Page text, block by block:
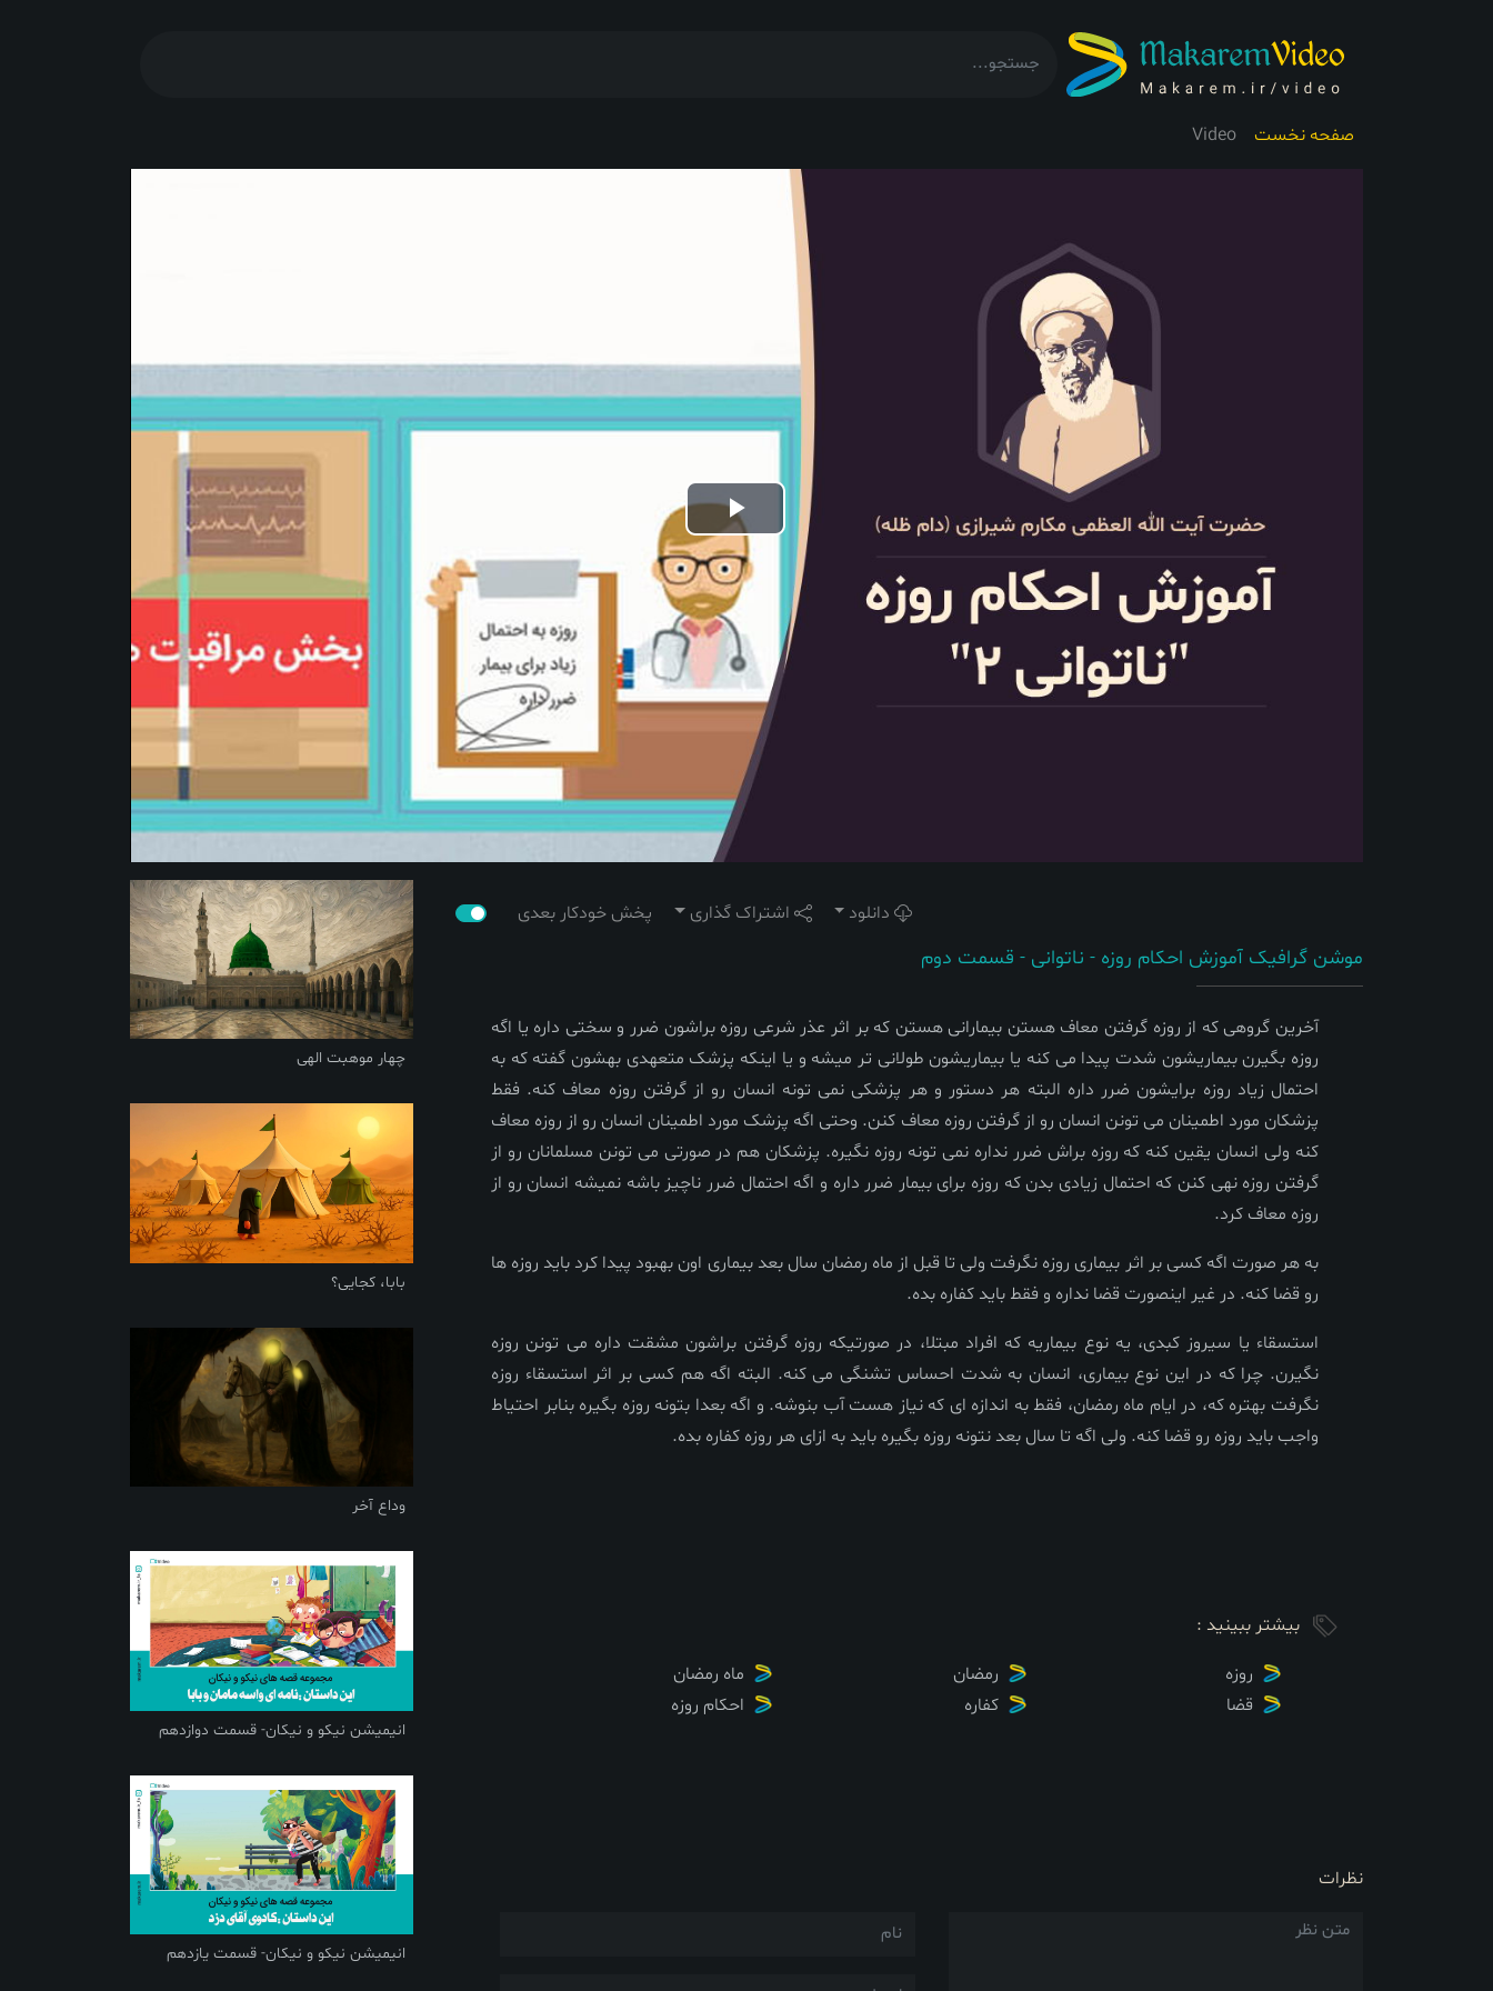
صفحه نخست Video
Play
Video
دانلود اشتراک گذاری پخش خودکار بعدی
موشن گرافیک آموزش احکام روزه - ناتوانی - قسمت دوم
آخرین گروهی که از روزه گرفتن معاف هستن بیمارانی هستن که بر اثر عذر شرعی روزه براشون ضرر و سختی داره یا اگه
روزه بگیرن بیماریشون شدت پیدا می کنه یا بیماریشون طولانی تر میشه و یا اینکه پزشک متعهدی بهشون گفته که به
احتمال زیاد روزه برایشون ضرر داره البته هر دستور و هر پزشکی نمی تونه انسان رو از گرفتن روزه معاف کنه. فقط
پزشکان مورد اطمینان می تونن انسان رو از گرفتن روزه معاف کنن. وحتی اگه پزشک مورد اطمینان انسان رو از روزه معاف
کنه ولی انسان یقین کنه که روزه براش ضرر نداره نمی تونه روزه نگیره. پزشکان هم در صورتی می تونن مسلمانان رو از
گرفتن روزه نهی کنن که احتمال زیادی بدن که روزه برای بیمار ضرر داره و اگه احتمال ضرر ناچیز باشه نمیشه انسان رو از
روزه معاف کرد.
به هر صورت اگه کسی بر اثر بیماری روزه نگرفت ولی تا قبل از ماه رمضان سال بعد بیماری اون بهبود پیدا کرد باید روزه ها
رو قضا کنه. در غیر اینصورت قضا نداره و فقط باید کفاره بده.
استسقاء یا سیروز کبدی، یه نوع بیماریه که افراد مبتلا، در صورتیکه روزه گرفتن براشون مشقت داره می تونن روزه
نگیرن. چرا که در این نوع بیماری، انسان به شدت احساس تشنگی می کنه. البته اگه هم کسی بر اثر استسقاء روزه
نگرفت بهتره که، در ایام ماه رمضان، فقط به اندازه ای که نیاز هست آب بنوشه. و اگه بعدا بتونه روزه بگیره بنابر احتیاط
واجب باید روزه رو قضا کنه. ولی اگه تا سال بعد نتونه روزه بگیره باید به ازای هر روزه کفاره بده.
بیشتر ببینید :
روزه
رمضان
ماه رمضان
قضا
کفاره احکام روزه
نظرات
چهار موهبت الهی
بابا، کجایی؟
وداع آخر
انیمیشن نیکو و نیکان- قسمت دوازدهم
انیمیشن نیکو و نیکان- قسمت یازدهم